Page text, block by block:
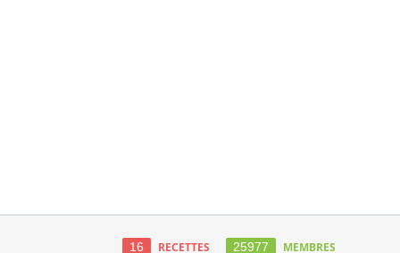
16 RECETTES 25977 MEMBRES